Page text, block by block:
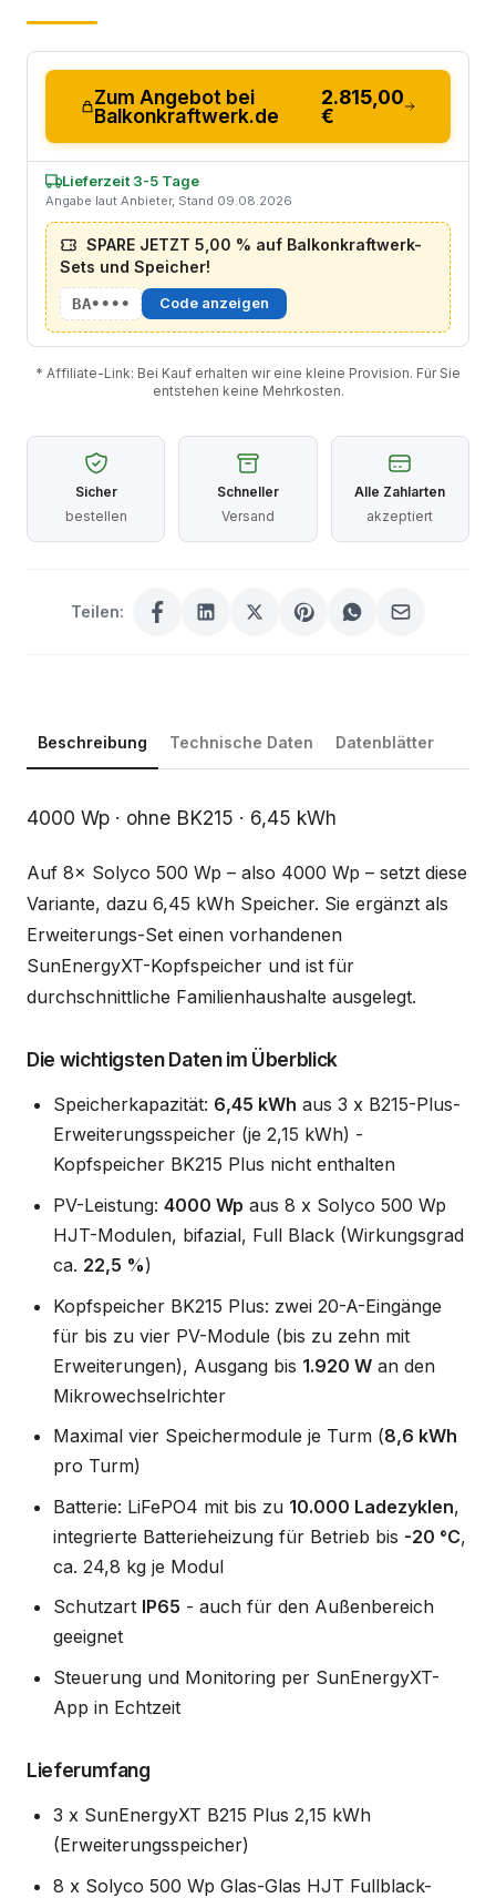
Zum Angebot bei
Balkonkraftwerk.de
2.815,00
€
Lieferzeit 3-5 Tage
Angabe laut Anbieter, Stand 09.08.2026
SPARE JETZT 5,00 % auf Balkonkraftwerk-
Sets und Speicher!
BA•••• Code anzeigen
* Affiliate-Link: Bei Kauf erhalten wir eine kleine Provision. Für Sie
entstehen keine Mehrkosten.
Sicher
bestellen
Schneller
Versand
Alle Zahlarten
akzeptiert
Teilen:
Beschreibung Technische Daten Datenblätter
Beschreibung
4000 Wp · ohne BK215 · 6,45 kWh
Auf 8× Solyco 500 Wp – also 4000 Wp – setzt diese
Variante, dazu 6,45 kWh Speicher. Sie ergänzt als
Erweiterungs-Set einen vorhandenen
SunEnergyXT-Kopfspeicher und ist für
durchschnittliche Familienhaushalte ausgelegt.
Die wichtigsten Daten im Überblick
Speicherkapazität: 6,45 kWh aus 3 x B215-Plus-
Erweiterungsspeicher (je 2,15 kWh) -
Kopfspeicher BK215 Plus nicht enthalten
PV-Leistung: 4000 Wp aus 8 x Solyco 500 Wp
HJT-Modulen, bifazial, Full Black (Wirkungsgrad
ca. 22,5 %)
Kopfspeicher BK215 Plus: zwei 20-A-Eingänge
für bis zu vier PV-Module (bis zu zehn mit
Erweiterungen), Ausgang bis 1.920 W an den
Mikrowechselrichter
Maximal vier Speichermodule je Turm (8,6 kWh
pro Turm)
Batterie: LiFePO4 mit bis zu 10.000 Ladezyklen,
integrierte Batterieheizung für Betrieb bis -20 °C,
ca. 24,8 kg je Modul
Schutzart IP65 - auch für den Außenbereich
geeignet
Steuerung und Monitoring per SunEnergyXT-
App in Echtzeit
Lieferumfang
3 x SunEnergyXT B215 Plus 2,15 kWh
(Erweiterungsspeicher)
8 x Solyco 500 Wp Glas-Glas HJT Fullblack-